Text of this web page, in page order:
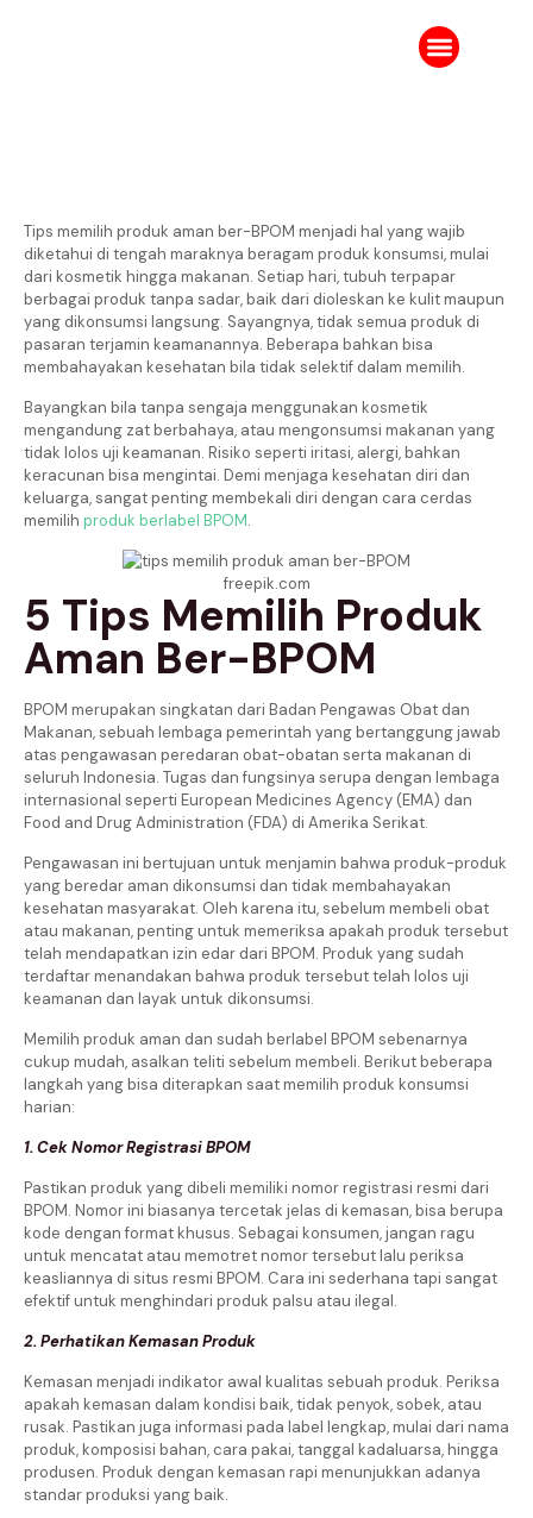
Tips memilih produk aman ber-BPOM menjadi hal yang wajib
diketahui di tengah maraknya beragam produk konsumsi, mulai
dari kosmetik hingga makanan. Setiap hari, tubuh terpapar
berbagai produk tanpa sadar, baik dari dioleskan ke kulit maupun
yang dikonsumsi langsung. Sayangnya, tidak semua produk di
pasaran terjamin keamanannya. Beberapa bahkan bisa
membahayakan kesehatan bila tidak selektif dalam memilih.
Bayangkan bila tanpa sengaja menggunakan kosmetik
mengandung zat berbahaya, atau mengonsumsi makanan yang
tidak lolos uji keamanan. Risiko seperti iritasi, alergi, bahkan
keracunan bisa mengintai. Demi menjaga kesehatan diri dan
keluarga, sangat penting membekali diri dengan cara cerdas
memilih produk berlabel BPOM.
freepik.com
5 Tips Memilih Produk
Aman Ber-BPOM
BPOM merupakan singkatan dari Badan Pengawas Obat dan
Makanan, sebuah lembaga pemerintah yang bertanggung jawab
atas pengawasan peredaran obat-obatan serta makanan di
seluruh Indonesia. Tugas dan fungsinya serupa dengan lembaga
internasional seperti European Medicines Agency (EMA) dan
Food and Drug Administration (FDA) di Amerika Serikat.
Pengawasan ini bertujuan untuk menjamin bahwa produk-produk
yang beredar aman dikonsumsi dan tidak membahayakan
kesehatan masyarakat. Oleh karena itu, sebelum membeli obat
atau makanan, penting untuk memeriksa apakah produk tersebut
telah mendapatkan izin edar dari BPOM. Produk yang sudah
terdaftar menandakan bahwa produk tersebut telah lolos uji
keamanan dan layak untuk dikonsumsi.
Memilih produk aman dan sudah berlabel BPOM sebenarnya
cukup mudah, asalkan teliti sebelum membeli. Berikut beberapa
langkah yang bisa diterapkan saat memilih produk konsumsi
harian:
1. Cek Nomor Registrasi BPOM
Pastikan produk yang dibeli memiliki nomor registrasi resmi dari
BPOM. Nomor ini biasanya tercetak jelas di kemasan, bisa berupa
kode dengan format khusus. Sebagai konsumen, jangan ragu
untuk mencatat atau memotret nomor tersebut lalu periksa
keasliannya di situs resmi BPOM. Cara ini sederhana tapi sangat
efektif untuk menghindari produk palsu atau ilegal.
2. Perhatikan Kemasan Produk
Kemasan menjadi indikator awal kualitas sebuah produk. Periksa
apakah kemasan dalam kondisi baik, tidak penyok, sobek, atau
rusak. Pastikan juga informasi pada label lengkap, mulai dari nama
produk, komposisi bahan, cara pakai, tanggal kadaluarsa, hingga
produsen. Produk dengan kemasan rapi menunjukkan adanya
standar produksi yang baik.